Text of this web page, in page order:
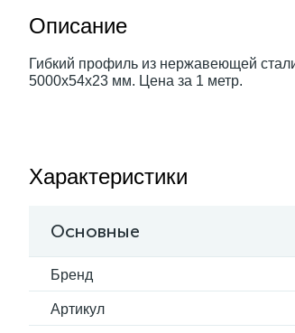
Описание
Гибкий профиль из нержавеющей
5000х54х23 мм. Цена за 1 метр.
Характеристики
Основные
Бренд
Артикул